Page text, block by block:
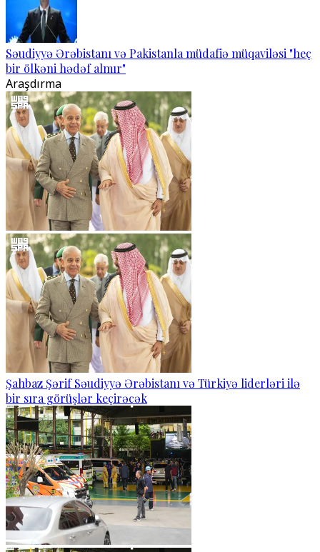
Səudiyyə Ərəbistanı və Pakistanla müdafiə müqaviləsi "heç
bir ölkəni hədəf almır"
Araşdırma
Şahbaz Şərif Səudiyyə Ərəbistanı və Türkiyə liderləri ilə
bir sıra görüşlər keçirəcək